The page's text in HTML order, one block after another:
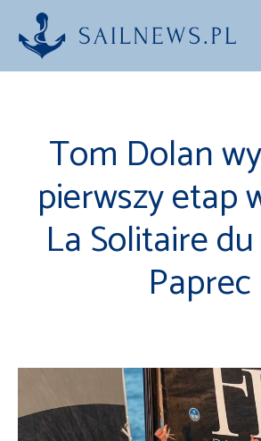
Przejdź
treści
Tom Dolan
pierwszy etap
La Solitaire
Paprec